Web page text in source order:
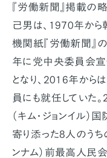
『労働新聞』掲載の
己男は、1970年から
機関紙『労働新聞』
年に党中央委員会宣
となり、2016年か
員にも就任していた
（キム・ジョンイル
寄り添った8人のうち
ンナム）前最高人民